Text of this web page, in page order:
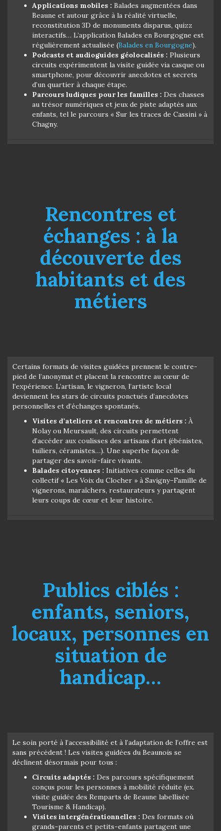
Applications mobiles : Balades augmentées dans
Beaune et autour grâce à la réalité virtuelle,
reconstitution 3D de monuments disparus, quizz
interactifs… L’application Balades en Bourgogne est
régulièrement actualisée (Balades en Bourgogne).
Podcasts et audioguides géolocalisés : Plusieurs
circuits expérimentent la visite guidée via casque ou
smartphone, pour découvrir anecdotes et secrets
d’un quartier à chaque étape.
Parcours ludiques pour les familles : Des chasses
au trésor numériques et jeux de piste adaptés aux
enfants, tel le parcours « Sur les traces de Cassini » à
Chagny.
Rencontres et
échanges : à la
découverte des
habitants et des
métiers
Certains formats de visites guidées prennent le contre-
pied de l’anonymat et placent la rencontre au cœur de
l’expérience. L’artisan, le vigneron, l’artiste local
deviennent les stars de circuits ponctués d’anecdotes
personnelles et d’échanges spontanés.
Visites d’ateliers et rencontres de métiers : À
Nolay ou Meursault, des circuits permettent
d’accéder aux coulisses des artisans d’art (ébénistes,
tuiliers, céramistes…). Une superbe façon de
partager des savoir-faire vivants.
Balades citoyennes : Initiatives comme celles du
collectif « Les Voix du Clocher » à Savigny–Famille de
vignerons, maraîchers, restaurateurs y partagent
leurs coups de cœur et leur histoire.
Publics ciblés :
enfants, seniors,
locaux, personnes en
situation de
handicap…
Le soin porté à l’accessibilité et à l’adaptation de l’offre est
sans précédent ! Les visites guidées du Beaunois se
déclinent désormais pour tous :
Circuits adaptés : Des parcours spécifiquement
conçus pour les personnes à mobilité réduite (ex.
visite guidée des Remparts de Beaune labellisée
Tourisme & Handicap).
Visites intergénérationnelles : Des formats où
grands-parents et petits-enfants partagent une